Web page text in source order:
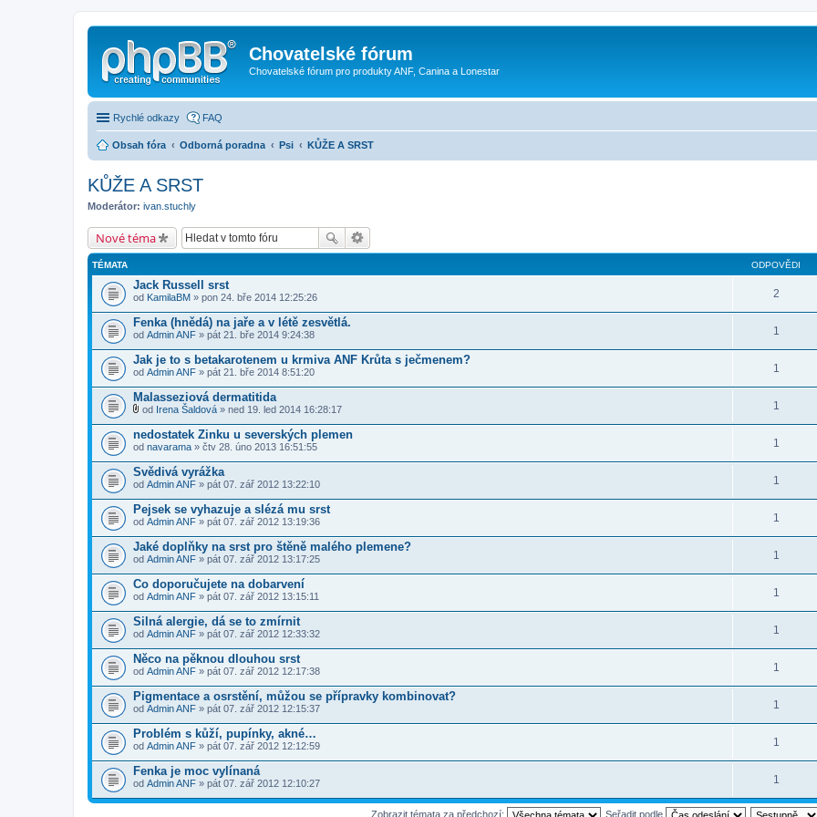
Chovatelské fórum
Chovatelské fórum pro produkty ANF, Canina a Lonestar
Rychlé odkazy FAQ
Obsah fóra Odborná poradna Psi KŮŽE A SRST
KŮŽE A SRST
Moderátor: ivan.stuchly
Nové téma
TÉMATA ODPOVĚDI
Jack Russell srst
od KamilaBM » pon 24. bře 2014 12:25:26 2
Fenka (hnědá) na jaře a v létě zesvětlá.
od Admin ANF » pát 21. bře 2014 9:24:38 1
Jak je to s betakarotenem u krmiva ANF Krůta s ječmenem?
od Admin ANF » pát 21. bře 2014 8:51:20 1
Malasseziová dermatitida
í
l
o
h
a
y
)
od Irena Šaldová » ned 19. led 2014 16:28:17 1
nedostatek Zinku u severských plemen
od navarama » čtv 28. úno 2013 16:51:55 1
Svědivá vyrážka
od Admin ANF » pát 07. zář 2012 13:22:10 1
Pejsek se vyhazuje a slézá mu srst
od Admin ANF » pát 07. zář 2012 13:19:36 1
Jaké doplňky na srst pro štěně malého plemene?
od Admin ANF » pát 07. zář 2012 13:17:25 1
Co doporučujete na dobarvení
od Admin ANF » pát 07. zář 2012 13:15:11 1
Silná alergie, dá se to zmírnit
od Admin ANF » pát 07. zář 2012 12:33:32 1
Něco na pěknou dlouhou srst
od Admin ANF » pát 07. zář 2012 12:17:38 1
Pigmentace a osrstění, můžou se přípravky kombinovat?
od Admin ANF » pát 07. zář 2012 12:15:37 1
Problém s kůží, pupínky, akné…
od Admin ANF » pát 07. zář 2012 12:12:59 1
Fenka je moc vylínaná
od Admin ANF » pát 07. zář 2012 12:10:27 1
Zobrazit témata za předchozí: Seřadit podle